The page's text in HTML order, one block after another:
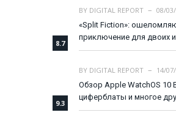
8.7
BY DIGITAL REPORT
08/
«Split Fiction»:
приключение для двоих
9.3
BY DIGITAL REPORT
14/
Обзор Apple WatchOS 10
циферблаты и многое